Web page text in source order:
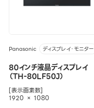
Panasonic ディスプレイ・モニター
80インチ液晶ディスプレイ
（TH-80LF50J）
[表示画素数]
1920 × 1080